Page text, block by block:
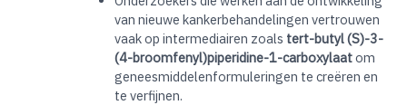
van nieuwe kankerbehandelingen vertrouwen
vaak op intermediairen zoals tert-butyl (S)-3-
(4-broomfenyl)piperidine-1-carboxylaatom
geneesmiddelenformuleringen te creëren en
te verfijnen.